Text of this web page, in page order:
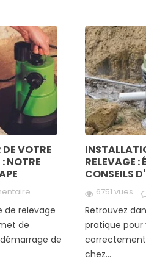
DE VOTRE
NOTRE
de relevage
de
de
RELEVAGE :
CONSEILS
6751 vues
Retrouvez
pratique pour
chez...